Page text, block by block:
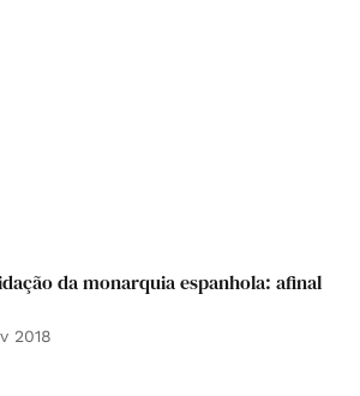
da monarquia espanhola: afinal
2018